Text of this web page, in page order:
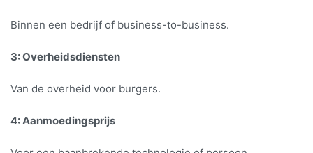
Binnen een bedrijf of business-to-business.
3: Overheidsdiensten
Van de overheid voor burgers.
4: Aanmoedingsprijs